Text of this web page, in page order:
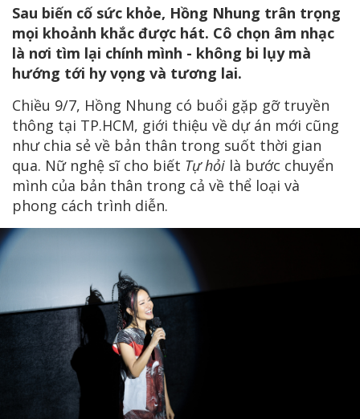
Sau biến cố sức khỏe, Hồng Nhung trân trọng
mọi khoảnh khắc được hát. Cô chọn âm nhạc
là nơi tìm lại chính mình - không bi lụy mà
hướng tới hy vọng và tương lai.
Chiều 9/7, Hồng Nhung có buổi gặp gỡ truyền
thông tại TP.HCM, giới thiệu về dự án mới cũng
như chia sẻ về bản thân trong suốt thời gian
qua. Nữ nghệ sĩ cho biết Tự hỏi là bước chuyển
mình của bản thân trong cả về thể loại và
phong cách trình diễn.